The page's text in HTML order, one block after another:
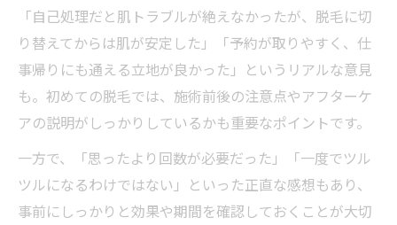
「自己処理だと肌トラブルが絶えなかったが、脱毛に切
り替えてからは肌が安定した」「予約が取りやすく、仕
事帰りにも通える立地が良かった」というリアルな意見
も。初めての脱毛では、施術前後の注意点やアフターケ
アの説明がしっかりしているかも重要なポイントです。
一方で、「思ったより回数が必要だった」「一度でツル
ツルになるわけではない」といった正直な感想もあり、
事前にしっかりと効果や期間を確認しておくことが大切